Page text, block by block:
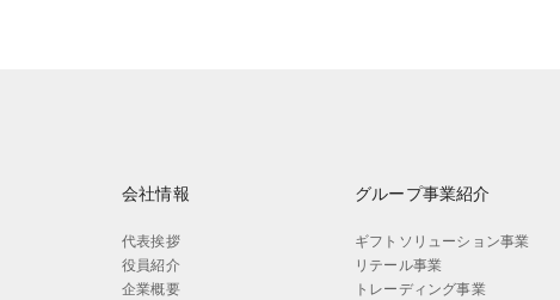
会社情報
代表挨拶
役員紹介
企業概要
グループ事業紹介
ギフトソリューション事業
リテール事業
トレーディング事業